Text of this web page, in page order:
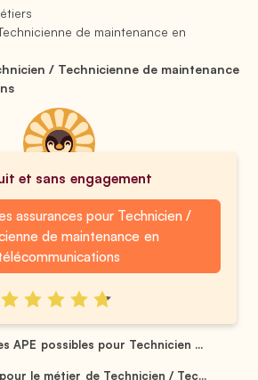
de maintenance en
/ Technicienne de maintenance
et sans engagement
assurances pour Technicien /
de maintenance en
APE possibles pour Technicien ...
le métier de Technicien / Tec...